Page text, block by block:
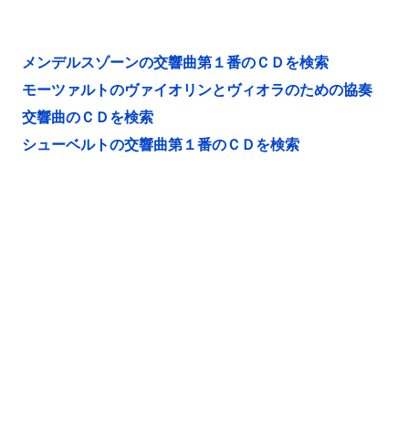
メンデルスゾーンの交響曲第１番のＣＤを検索
モーツァルトのヴァイオリンとヴィオラのための協奏
交響曲のＣＤを検索
シューベルトの交響曲第１番のＣＤを検索